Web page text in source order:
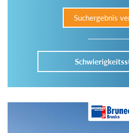
Suchergebnis
Im Tourenarchiv